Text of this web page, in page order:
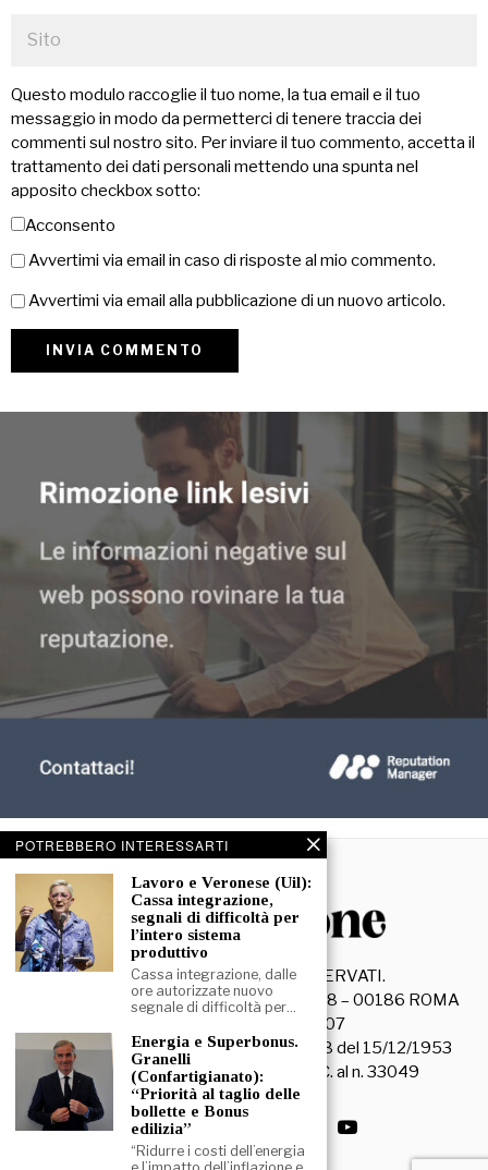
Questo modulo raccoglie il tuo nome, la tua email e il tuo
messaggio in modo da permetterci di tenere traccia dei
commenti sul nostro sito. Per inviare il tuo commento, accetta il
trattamento dei dati personali mettendo una spunta nel
apposito checkbox sotto:
Acconsento
Avvertimi via email in caso di risposte al mio commento.
Avvertimi via email alla pubblicazione di un nuovo articolo.
© 2026- TUTTI I DIRITTI RISERVATI.
La Discussione S.r.l. – Piazza Capranica, 78 – 00186 ROMA
C.F. e P. IVA 15045971007
Registrazione Tribunale di Roma n. 3628 del 15/12/1953
La società editrice è iscritta al R.O.C. al n. 33049
POTREBBERO INTERESSARTI
Lavoro e Veronese (Uil):
Cassa integrazione,
segnali di difficoltà per
l’intero sistema
produttivo
Cassa integrazione, dalle
ore autorizzate nuovo
segnale di difficoltà per…
Energia e Superbonus.
Granelli
(Confartigianato):
“Priorità al taglio delle
bollette e Bonus
edilizia”
“Ridurre i costi dell’energia